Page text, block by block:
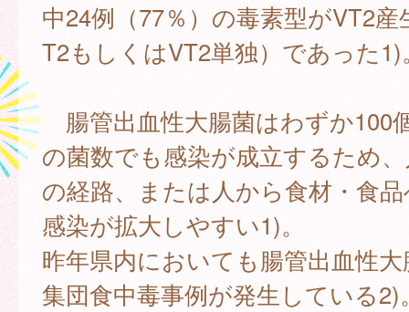
中24例（77％）の毒素型がVT2産
T2もしくはVT2単独）であった1)
腸管出血性大腸菌はわずか100
の菌数でも感染が成立するため
の経路、または人から食材・食
感染が拡大しやすい1)。
昨年県内においても腸管出血性
集団食中毒事例が発生している2)